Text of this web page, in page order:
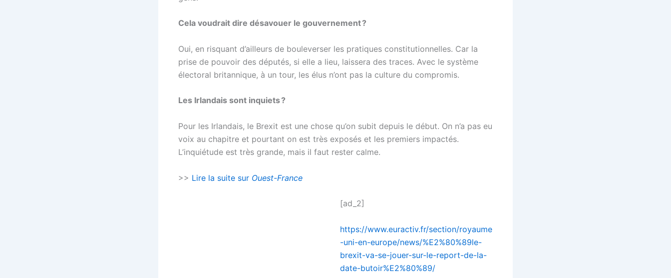
Cela voudrait dire désavouer le gouvernement ?
Oui, en risquant d’ailleurs de bouleverser les pratiques constitutionnelles. Car la
prise de pouvoir des députés, si elle a lieu, laissera des traces. Avec le système
électoral britannique, à un tour, les élus n’ont pas la culture du compromis.
Les Irlandais sont inquiets ?
Pour les Irlandais, le Brexit est une chose qu’on subit depuis le début. On n’a pas eu
voix au chapitre et pourtant on est très exposés et les premiers impactés.
L’inquiétude est très grande, mais il faut rester calme.
>> Lire la suite sur Ouest-France
[ad_2]
https://www.euractiv.fr/section/royaume
-uni-en-europe/news/%E2%80%89le-
brexit-va-se-jouer-sur-le-report-de-la-
date-butoir%E2%80%89/